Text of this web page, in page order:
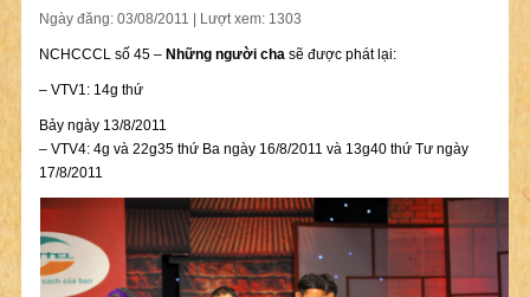
Ngày đăng: 03/08/2011 | Lượt xem: 1303
NCHCCCL số 45 – Những người cha sẽ được phát lại:
– VTV1: 14g thứ
Bảy ngày 13/8/2011
– VTV4: 4g và 22g35 thứ Ba ngày 16/8/2011 và 13g40 thứ Tư ngày
17/8/2011